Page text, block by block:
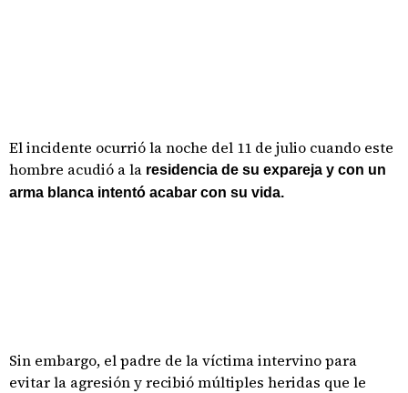
El incidente ocurrió la noche del 11 de julio cuando este
hombre acudió a la residencia de su expareja y con un
arma blanca intentó acabar con su vida.
Sin embargo, el padre de la víctima intervino para
evitar la agresión y recibió múltiples heridas que le